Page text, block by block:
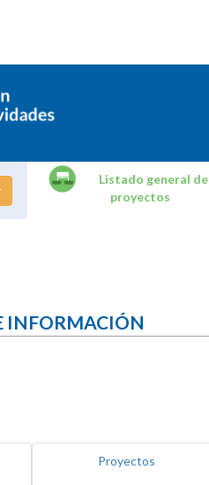
Listado general de
proyectos
INFORMACIÓN
Proyectos